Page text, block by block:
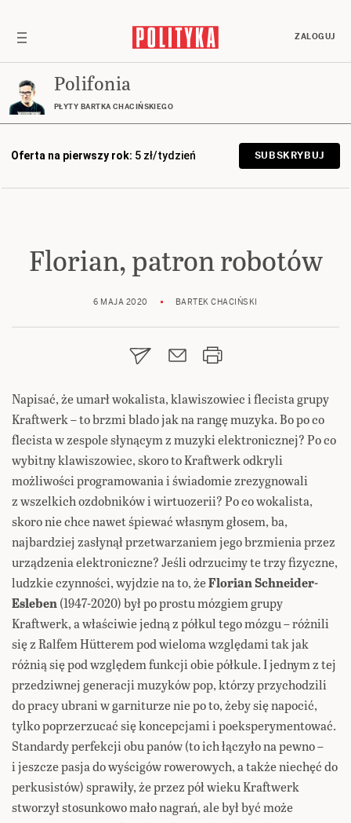
ZALOGUJ
Polifonia
PŁYTY BARTKA CHACIŃSKIEGO
Oferta na pierwszy rok: 5 zł/tydzień SUBSKRYBUJ
Florian, patron robotów
6 MAJA 2020 BARTEK CHACIŃSKI
Napisać, że umarł wokalista, klawiszowiec i flecista grupy
Kraftwerk – to brzmi blado jak na rangę muzyka. Bo po co
flecista w zespole słynącym z muzyki elektronicznej? Po co
wybitny klawiszowiec, skoro to Kraftwerk odkryli
możliwości programowania i świadomie zrezygnowali
z wszelkich ozdobników i wirtuozerii? Po co wokalista,
skoro nie chce nawet śpiewać własnym głosem, ba,
najbardziej zasłynął przetwarzaniem jego brzmienia przez
urządzenia elektroniczne? Jeśli odrzucimy te trzy fizyczne,
ludzkie czynności, wyjdzie na to, żeFlorian Schneider-
Esleben(1947-2020) był po prostu mózgiem grupy
Kraftwerk, a właściwie jedną z półkul tego mózgu – różnili
się z Ralfem Hütterem pod wieloma względami tak jak
różnią się pod względem funkcji obie półkule. I jednym z tej
przedziwnej generacji muzyków pop, którzy przychodzili
do pracy ubrani w garniturze nie po to, żeby się napocić,
tylko poprzerzucać się koncepcjami i poeksperymentować.
Standardy perfekcji obu panów (to ich łączyło na pewno –
i jeszcze pasja do wyścigów rowerowych, a także niechęć do
perkusistów) sprawiły, że przez pół wieku Kraftwerk
stworzył stosunkowo mało nagrań, ale był być może